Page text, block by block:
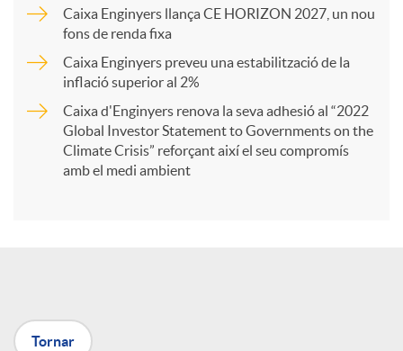
r
X
Caixa Enginyers llança CE HORIZON 2027, un nou
fons de renda fixa
Caixa Enginyers preveu una estabilització de la
inflació superior al 2%
Caixa d'Enginyers renova la seva adhesió al “2022
Global Investor Statement to Governments on the
Climate Crisis” reforçant així el seu compromís
amb el medi ambient
Tornar